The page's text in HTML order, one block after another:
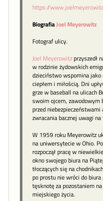
https://
BiografiaJoel Meyerowitz
Fotograf ulicy.
Joel Meyerowitzprzyszedł
w rodzinie żydowskich
dzieciństwo wspomina jako
ciepłem i miłością. Dni
grze w baseball na ulicach
swoim ojcem, zawodowym
przed
zwracania bacznej uwagi
W 1959 roku Meyerowitz
na uniwersytecie w Ohio.
rozpoczął pracę w
okno swojego biura na
tłoczących się na
po prostu nie wróci do
tęsknotę za pozostaniem
miejskiego życia.